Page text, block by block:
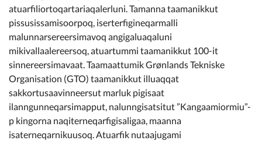
atuarfiliortoqartariaqalerluni. Tamanna taamanikkut
pissusissamisoorpoq, iserterfigineqarmalli
malunnarsereersimavoq angigaluaqaluni
mikivallaalereersoq, atuartummi taamanikkut 100-it
sinnereersimavaat. Taamaattumik Grønlands Tekniske
Organisation (GTO) taamanikkut illuaqqat
sakkortusaavinneersut marluk pigisaat
ilanngunneqarsimapput, nalunngisatsitut ”Kangaamiormiu”-
p kingorna naqiterneqarfigisaligaa, maanna
isaterneqarnikuusoq. Atuarfik nutaajugami